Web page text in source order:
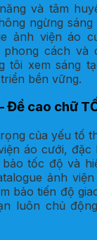
và tâm
ngừng sáng
ảnh viện áo
cách và
tôi xem sáng
bền vững.
Đề cao chữ
của yếu tố
áo cưới, đặc
tốc độ và
ảnh
bảo tiến độ
luôn chủ